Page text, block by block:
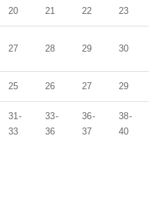
20 21 22 23
27 28 29 30
25 26 27 29
31-
33
33-
36
36-
37
38-
40